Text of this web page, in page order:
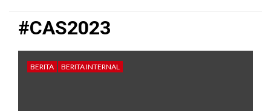
#CAS2023
BERITA BERITA INTERNAL